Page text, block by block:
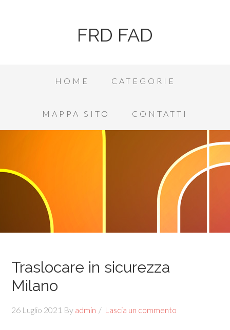
FRD FAD
HOME CATEGORIE
MAPPA SITO CONTATTI
Traslocare in sicurezza
Milano
26 Luglio 2021 By admin Lascia un commento